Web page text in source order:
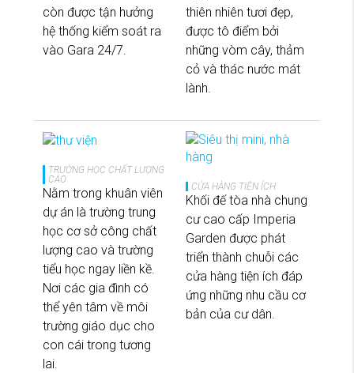
còn được tận hưởng
hệ thống kiểm soát ra
vào Gara 24/7.
thiên nhiên tươi đẹp,
được tô điểm bởi
những vòm cây, thảm
cỏ và thác nước mát
lành.
TRƯỜNG HỌC CHẤT LƯỢNG
CAO
Nằm trong khuân viên
dự án là trường trung
học cơ sở công chất
lượng cao và trường
tiểu học ngay liền kề.
Nơi các gia đình có
thể yên tâm về môi
trường giáo dục cho
con cái trong tương
lai.
CỬA HÀNG TIỆN ÍCH
Khối đế tòa nhà chung
cư cao cấp Imperia
Garden được phát
triển thành chuỗi các
cửa hàng tiện ích đáp
ứng những nhu cầu cơ
bản của cư dân.